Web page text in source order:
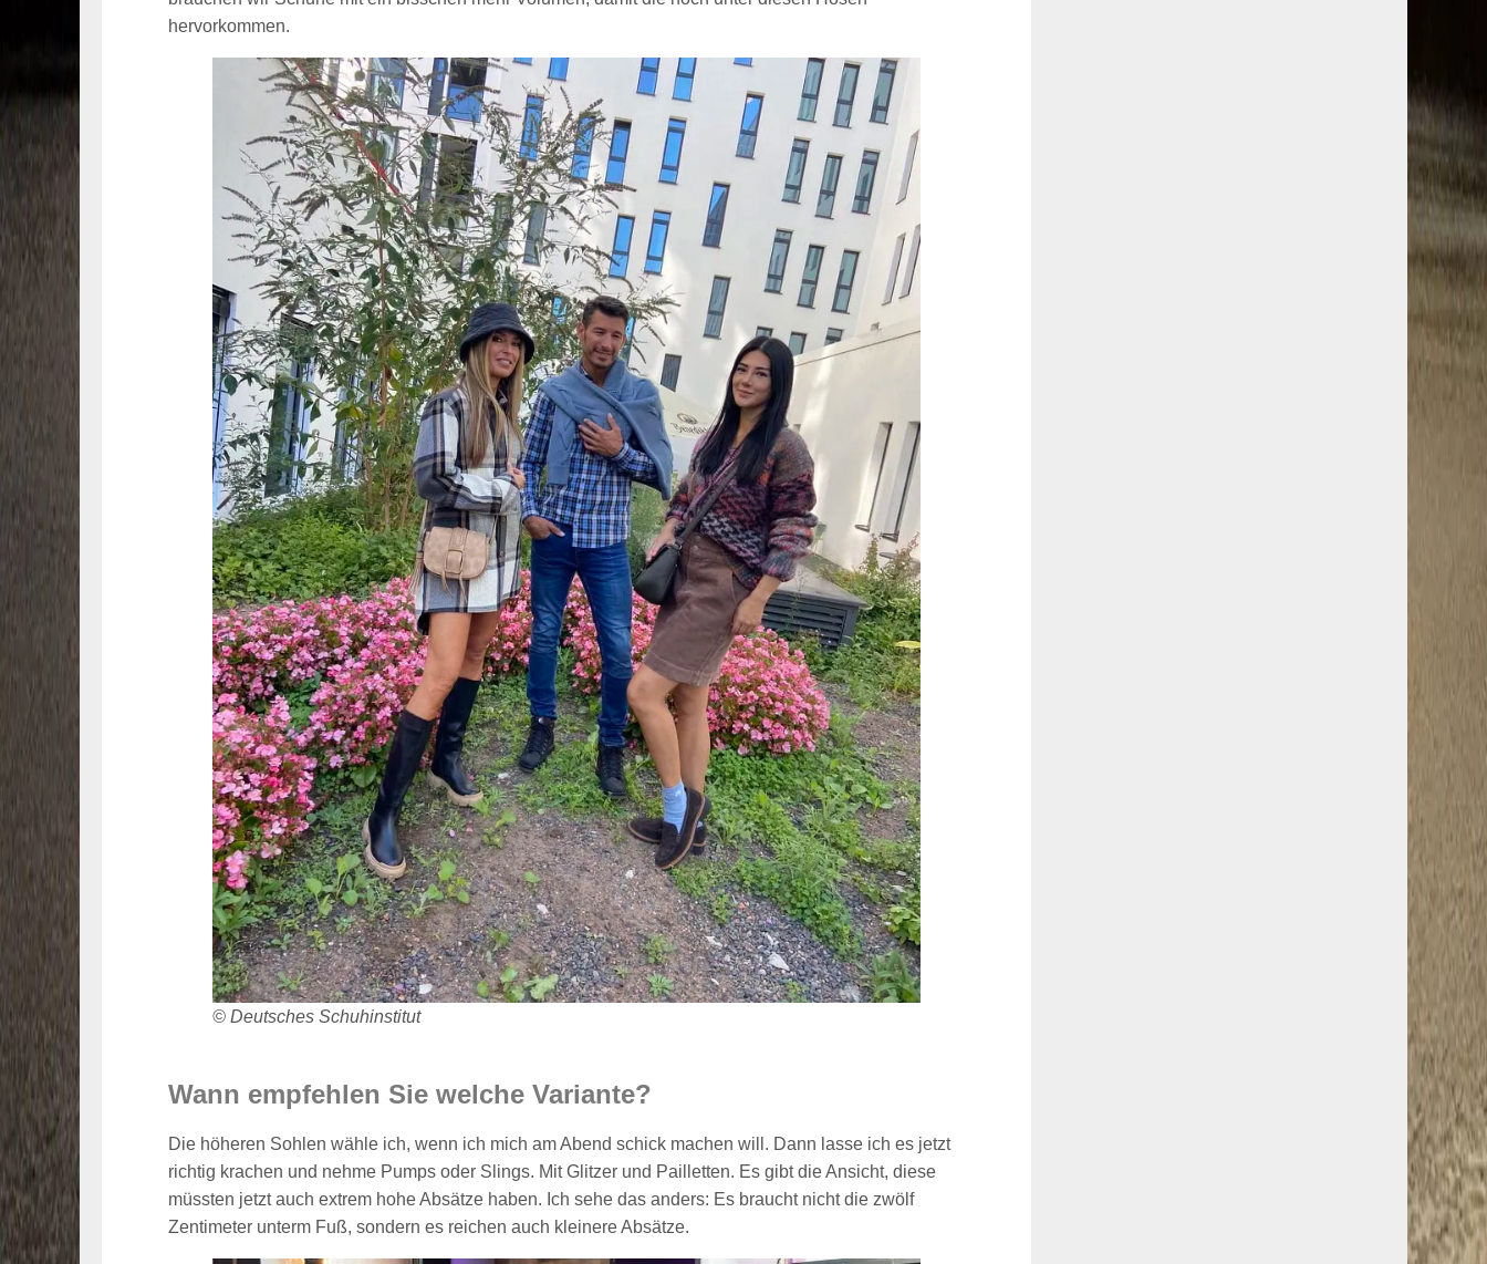
hervorkommen.
© Deutsches Schuhinstitut
Wann empfehlen Sie welche Variante?
Die höheren Sohlen wähle ich, wenn ich mich am Abend schick machen will. Dann lasse ich es jetzt
richtig krachen und nehme Pumps oder Slings. Mit Glitzer und Pailletten. Es gibt die Ansicht, diese
müssten jetzt auch extrem hohe Absätze haben. Ich sehe das anders: Es braucht nicht die zwölf
Zentimeter unterm Fuß, sondern es reichen auch kleinere Absätze.